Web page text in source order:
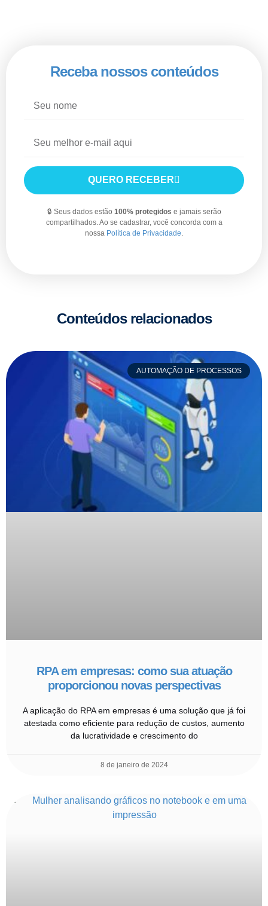
Receba nossos conteúdos
QUERO RECEBER
🔒 Seus dados estão 100% protegidos e jamais serão
compartilhados. Ao se cadastrar, você concorda com a
nossa Política de Privacidade
Conteúdos relacionados
AUTOMAÇÃO DE PROCESSOS
RPA em empresas: como sua atuação
proporcionou novas perspectivas
A aplicação do RPA em empresas é uma solução que já foi
atestada como eficiente para redução de custos, aumento
da lucratividade e crescimento do
8 de janeiro de 2024